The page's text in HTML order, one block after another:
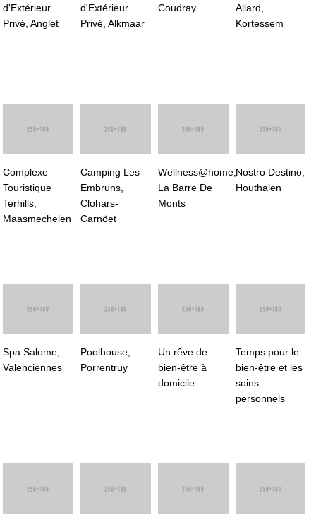
d'Extérieur
Privé, Anglet
d'Extérieur
Privé, Alkmaar
Coudray
Allard,
Kortessem
Complexe
Touristique
Terhills,
Maasmechelen
Camping Les
Embruns,
Clohars-
Carnöet
Wellness@home,
La Barre De
Monts
Nostro Destino,
Houthalen
Spa Salome,
Valenciennes
Poolhouse,
Porrentruy
Un rêve de
bien-être à
domicile
Temps pour le
bien-être et les
soins
personnels